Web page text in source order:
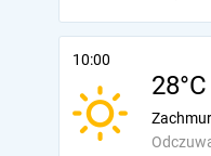
10:00
28°C